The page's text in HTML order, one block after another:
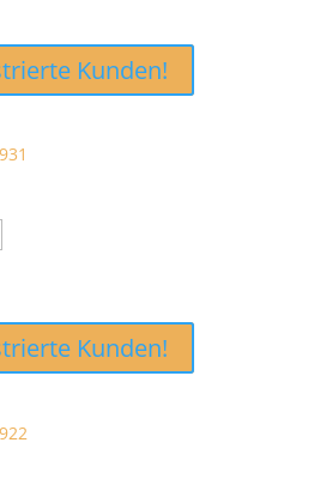
Kunden!
Kunden!